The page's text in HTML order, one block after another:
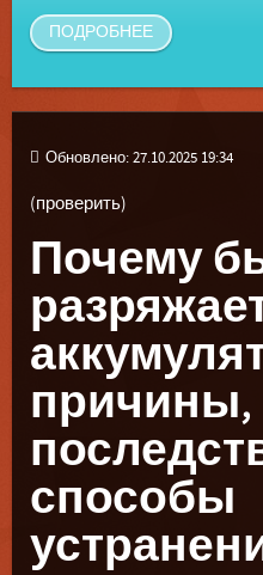
ПОДРОБНЕЕ
Обновлено: 27.10.2025 19:34
(проверить)
Почему
причины,
способы